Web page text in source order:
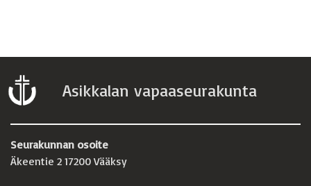
Asikkalan vapaaseurakunta
Seurakunnan osoite
Äkeentie 2 17200 Vääksy